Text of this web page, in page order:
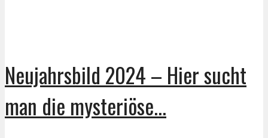
Neujahrsbild 2024 – Hier sucht
man die mysteriöse...